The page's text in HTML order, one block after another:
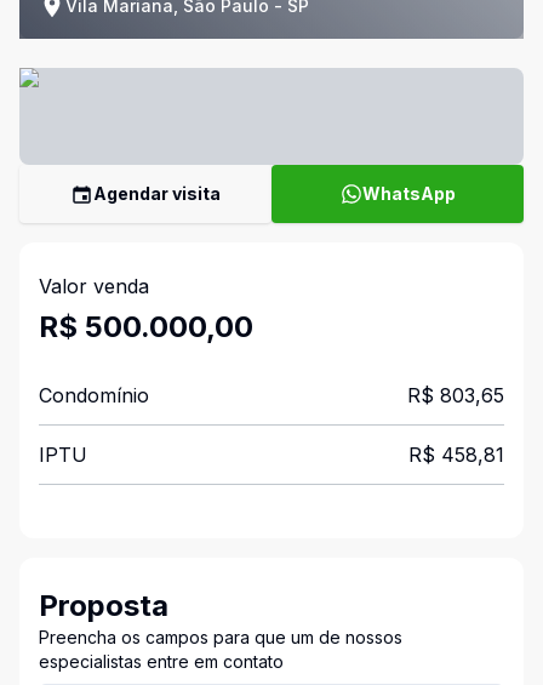
Vila Mariana, São Paulo - SP
Agendar visita WhatsApp
Valor venda
R$ 500.000,00
Condomínio R$ 803,65
IPTU R$ 458,81
Proposta
Preencha os campos para que um de nossos
especialistas entre em contato